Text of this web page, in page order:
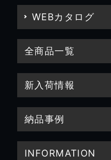
WEBカタログ
全商品一覧
新入荷情報
納品事例
INFORMATION